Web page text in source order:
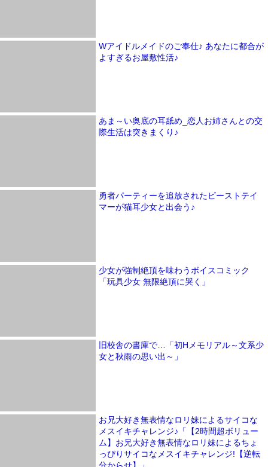
Wアイドルメイドのご奉仕♪ あなたに都合が
よすぎるお屋敷性活♪
あま～い奥底の耳舐め_恋人お姉さんとの交
際生活は突きまくり♪
勇者パーティーを追放されたビーストテイ
マーが猫耳少女と出会う♪
少女が強制絶頂を味わうボイスコミック
「玩具少女 無限絶頂に哭く」
旧校舎の書庫で…「初Hメモリアル～文系少
女と秋雨の思い出～」
お兄大好き無表情なロリ妹によるサイコな
メスイキチャレンジ♪「【2時間超ボリュー
ム】お兄大好き無表情なロリ妹によるちょ
っぴりサイコなメスイキチャレンジ!【逆転